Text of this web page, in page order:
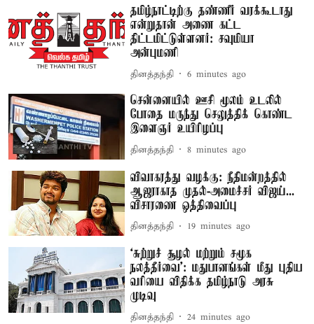
தமிழ்நாட்டிற்கு தண்ணீர் வரக்கூடாது
என்றுதான் அணை கட்ட
திட்டமிட்டுள்ளனர்: சவுமியா
அன்புமணி
தினத்தந்தி 6 minutes ago
சென்னையில் ஊசி மூலம் உடலில்
போதை மருந்து செலுத்திக் கொண்ட
இளைஞர் உயிரிழப்பு
தினத்தந்தி 8 minutes ago
விவாகரத்து வழக்கு: நீதிமன்றத்தில்
ஆஜராகாத முதல்-அமைச்சர் விஜய்...
விசாரணை ஒத்திவைப்பு
தினத்தந்தி 19 minutes ago
‘சுற்றுச் சூழல் மற்றும் சமூக
நலத்தீர்வை’: மதுபானங்கள் மீது புதிய
வரியை விதிக்க தமிழ்நாடு அரசு
முடிவு
தினத்தந்தி 24 minutes ago